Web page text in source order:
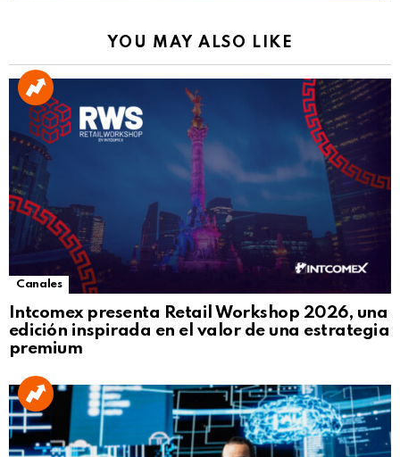
YOU MAY ALSO LIKE
Canales
Intcomex presenta Retail Workshop 2026, una
edición inspirada en el valor de una estrategia
premium